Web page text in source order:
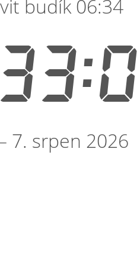
budík 06:34
7. srpen 2026